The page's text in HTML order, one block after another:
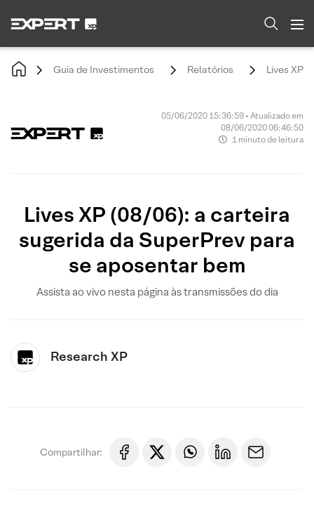
Guia de Investimentos Relatórios Lives XP
05/06/2020 15:36:59 • Atualizado em
08/06/2020 06:46:50
1 minuto de leitura
Lives XP (08/06): a carteira
sugerida da SuperPrev para
se aposentar bem
Assista ao vivo nesta página às transmissões do dia
Research XP
Compartilhar: